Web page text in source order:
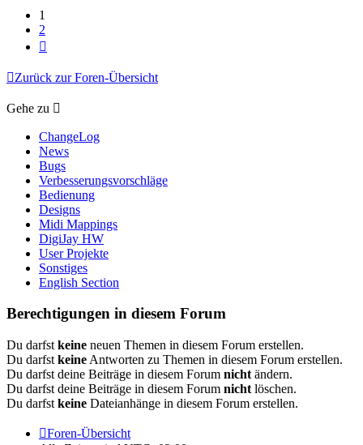
1
2
Zurück zur Foren-Übersicht
Gehe zu
ChangeLog
News
Bugs
Verbesserungsvorschläge
Bedienung
Designs
Midi Mappings
DigiJay HW
User Projekte
Sonstiges
English Section
Berechtigungen in diesem Forum
Du darfst keine neuen Themen in diesem Forum erstellen.
Du darfst keine Antworten zu Themen in diesem Forum erstellen.
Du darfst deine Beiträge in diesem Forum nicht ändern.
Du darfst deine Beiträge in diesem Forum nicht löschen.
Du darfst keine Dateianhänge in diesem Forum erstellen.
Foren-Übersicht